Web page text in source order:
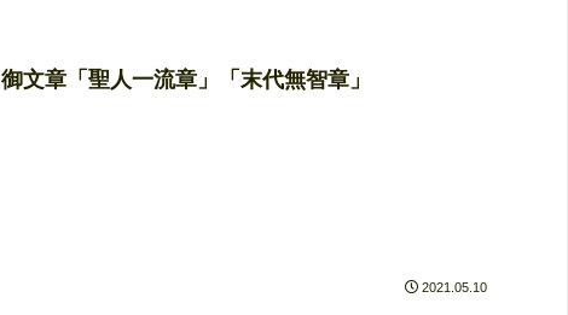
御文章「聖人一流章」「末代無智章」
2021.05.10